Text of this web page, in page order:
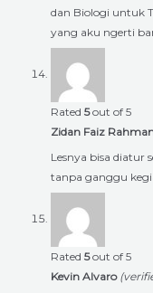
dan Biologi untuk
yang aku ngerti
Rated 5out of 5
Zidan Faiz
Lesnya bisa diatur
tanpa ganggu
Rated 5out of 5
Kevin Alvaro